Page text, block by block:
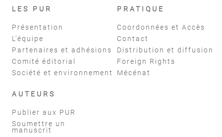
LES PUR
Présentation
L'équipe
Partenaires et adhésions
Comité éditorial
Société et environnement
PRATIQUE
Coordonnées et Accès
Contact
Distribution et diffusion
Foreign Rights
Mécénat
AUTEURS
Publier aux PUR
Soumettre un
manuscrit